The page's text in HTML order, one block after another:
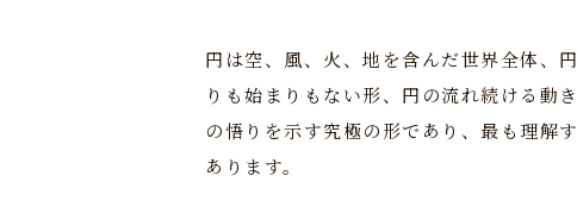
円は空、風、火、地を含んだ世界全体、
りも始まりもない形、円の流れ続ける動
の悟りを示す究極の形であり、最も理解
あります。